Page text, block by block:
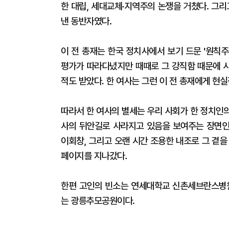
한 대립, 세대교체·지역주의 논쟁을 거쳤다. 그
낸 동반자였다.
이 전 총재는 한국 정치사에서 보기 드문 '원칙
평가가 따라다녔지만 때때로 그 강직함 때문에
적도 받았다. 한 여사는 그런 이 전 총재에게 현
따라서 한 여사의 별세는 우리 사회가 한 정치
사의 뒤안길로 사라지고 있음을 보여주는 장면
이회창, 그리고 오랜 시간 조용한 내조로 그 곁
페이지를 지나갔다.
한편 고인의 빈소는 연세대학교 신촌세브란스
는 광릉추모공원이다.